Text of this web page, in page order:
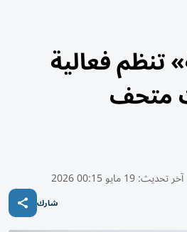
تنظم فعالية
متحف
آخر تحديث:19 مايو 00:15 2026
شارك